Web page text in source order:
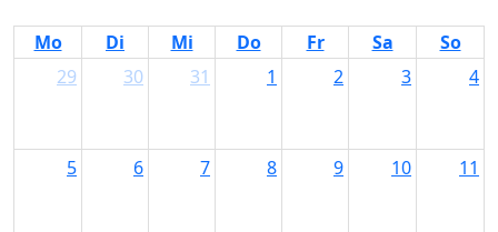
Mo Di Mi Do Fr Sa
So
29
30 31 1 2 3 4
5 6 7 8 9 10 11